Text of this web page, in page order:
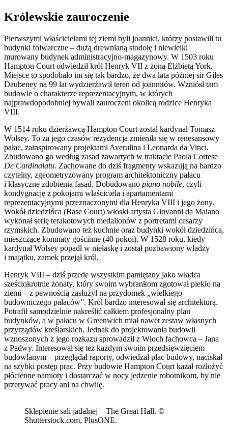
Królewskie zauroczenie
Pierwszymi właścicielami tej ziemi byli joannici, którzy postawili tu
budynki folwarczne – dużą drewnianą stodołę i niewielki
murowany budynek administracyjno-magazynowy. W 1503 roku
Hampton Court odwiedził król Henryk VII z żoną Elżbietą York.
Miejsce to spodobało im się tak bardzo, że dwa lata później sir Giles
Daubeney na 99 lat wydzierżawił teren od joannitów. Wzniósł tam
budowle o charakterze reprezentacyjnym, w których
najprawdopodobniej bywali zauroczeni okolicą rodzice Henryka
VIII.
W 1514 roku dzierżawcą Hampton Court został kardynał Tomasz
Wolsey. To za jego czasów rezydencja zmieniła się w renesansowy
pałac, zainspirowany projektami Averulina i Leonarda da Vinci.
Zbudowano go według zasad zawartych w traktacie Paola Cortese
De Cardinalatu. Zachowane do dziś fragmenty wskazują na bardzo
czytelny, zgeometryzowany program architektoniczny pałacu
i klasyczne zdobienia fasad. Dobudowano piano nobile, czyli
kondygnację z pokojami właściciela i apartamentami
reprezentacyjnymi przeznaczonymi dla Henryka VIII i jego żony.
Wokół dziedzińca (Base Court) włoski artysta Giovanni da Maiano
wykonał serię terakotowych medalionów z portretami cesarzy
rzymskich. Zbudowano też kuchnie oraz budynki wokół dziedzińca,
mieszczące komnaty gościnne (40 pokoi). W 1528 roku, kiedy
kardynał Wolsey popadł w niełaskę i został pozbawiony władzy
i majątku, zamek przejął król.
Henryk VIII – dziś przede wszystkim pamiętany jako władca
sześciokrotnie żonaty, który swoim wybrankom zgotował piekło na
ziemi – z pewnością zasłużył na przydomek „wielkiego
budowniczego pałaców”. Król bardzo interesował się architekturą.
Potrafił samodzielnie nakreślić całkiem profesjonalny plan
budynków, a w pałacu w Greenwich miał nawet zestaw własnych
przyrządów kreślarskich. Jednak do projektowania budowli
wznoszonych z jego rozkazu sprowadził z Włoch fachowca – Jana
z Padwy. Interesował się też każdym swoim przedsięwzięciem
budowlanym – przeglądał raporty, odwiedzał plac budowy, naciskał
na szybki postęp prac. Przy budowie Hampton Court kazał rozłożyć
płócienne namioty i dostarczać w nocy jedzenie robotnikom, by nie
przerywać pracy ani na chwilę.
Sklepienie sali jadalnej – The Great Hall. ©
Shutterstock.com, PlusONE.